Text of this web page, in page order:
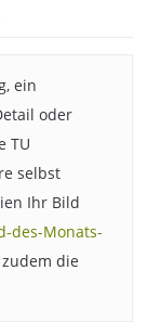
ein
oder
TU
selbst
Ihr Bild
des-Monats-
die